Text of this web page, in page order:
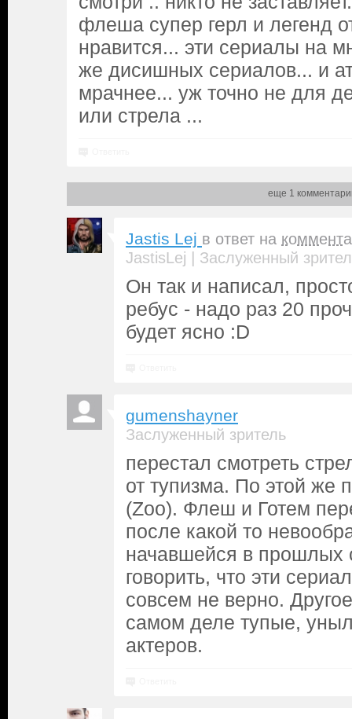
флеша супер герл и легенд
нравится... эти сериалы на
же дисишных сериалов... и
мрачнее... уж точно не для
или стрела ...
еще 1
Jastis Lej в ответ на
JastisLej | Заслуженный
Он так и написал,
ребус - надо раз 20
будет ясно :D
gumenshayner
Заслуженный зритель
перестал смотреть
от тупизма. По этой же
(Zoo). Флеш и Готем
после какой то
начавшейся в прошлых
говорить, что эти
совсем не верно.
самом деле тупые,
актеров.